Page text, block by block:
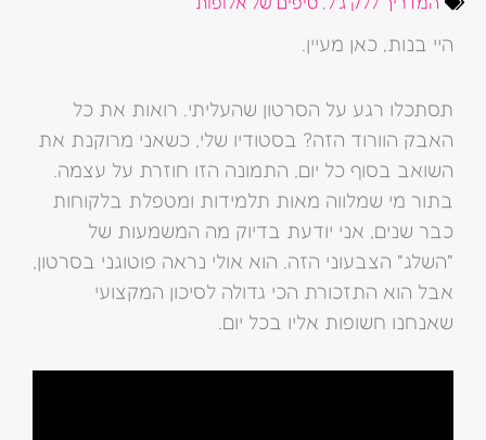
היי בנות, כאן מעיין.
תסתכלו רגע על הסרטון שהעליתי. רואות את כל
האבק הוורוד הזה? בסטודיו שלי, כשאני מרוקנת את
השואב בסוף כל יום, התמונה הזו חוזרת על עצמה.
בתור מי שמלווה מאות תלמידות ומטפלת בלקוחות
כבר שנים, אני יודעת בדיוק מה המשמעות של
"השלג" הצבעוני הזה. הוא אולי נראה פוטוגני בסרטון,
אבל הוא התזכורת הכי גדולה לסיכון המקצועי
שאנחנו חשופות אליו בכל יום.